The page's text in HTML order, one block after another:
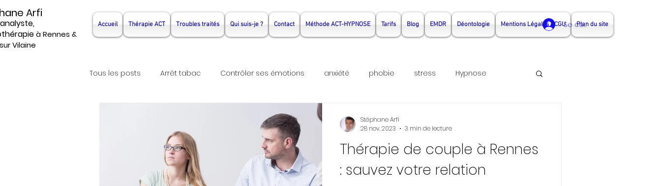
Arfi
à Rennes &
Vilaine
Accueil Thérapie ACT Troubles traités Qui suis-je ? Contact Méthode ACT-HYPNOSE Tarifs Blog EMDR Déontologie Mentions Légales - CGU Plan du site
Se connecter
Tous les posts Arrêt tabac Contrôler ses émotions anxiété phobie stress Hypnose
Psychothérapie Noyal Sur Vilaine
hypnoseado thérapie Couple thérapie couple rennes therapeute couple rennes
Thérapie de couple à Rennes
: sauvez votre relation
Stéphane Arfi
28 nov. 2023
3 min de lecture